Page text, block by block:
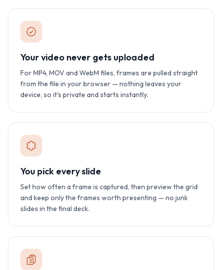
Your video never gets uploaded
For MP4, MOV and WebM files, frames are pulled straight
from the file in your browser — nothing leaves your
device, so it's private and starts instantly.
You pick every slide
Set how often a frame is captured, then preview the grid
and keep only the frames worth presenting — no junk
slides in the final deck.